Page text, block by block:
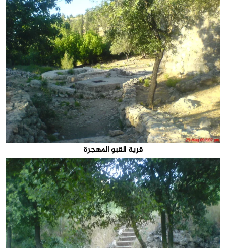
قرية القبو المهجرة